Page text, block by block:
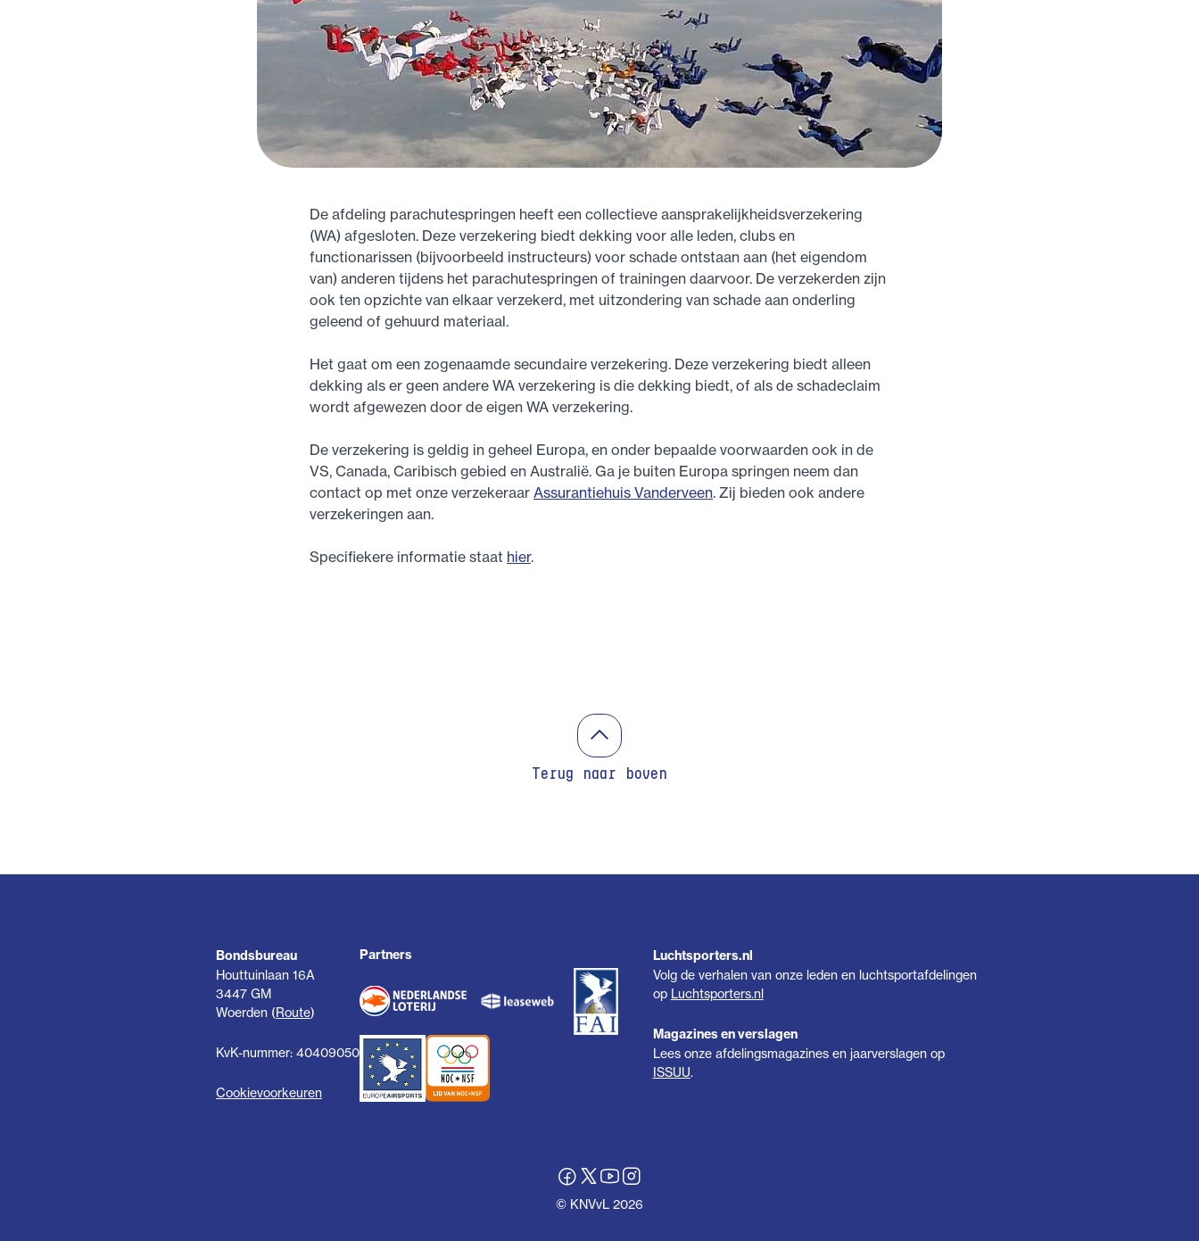
De afdeling parachutespringen heeft een collectieve aansprakelijkheidsverzekering
(WA) afgesloten. Deze verzekering biedt dekking voor alle leden, clubs en
functionarissen (bijvoorbeeld instructeurs) voor schade ontstaan aan (het eigendom
van) anderen tijdens het parachutespringen of trainingen daarvoor. De verzekerden zijn
ook ten opzichte van elkaar verzekerd, met uitzondering van schade aan onderling
geleend of gehuurd materiaal.
Het gaat om een zogenaamde secundaire verzekering. Deze verzekering biedt alleen
dekking als er geen andere WA verzekering is die dekking biedt, of als de schadeclaim
wordt afgewezen door de eigen WA verzekering.
De verzekering is geldig in geheel Europa, en onder bepaalde voorwaarden ook in de
VS, Canada, Caribisch gebied en Australië. Ga je buiten Europa springen neem dan
contact op met onze verzekeraar Assurantiehuis Vanderveen. Zij bieden ook andere
verzekeringen aan.
Specifiekere informatie staat hier.
Terug naar boven
Bondsbureau
Houttuinlaan 16A
3447 GM
Woerden (Route)
KvK-nummer: 40409050
Cookievoorkeuren
Partners Luchtsporters.nl
Volg de verhalen van onze leden en luchtsportafdelingen
op Luchtsporters.nl
Magazines en verslagen
Lees onze afdelingsmagazines en jaarverslagen op
ISSUU.
© KNVvL 2026